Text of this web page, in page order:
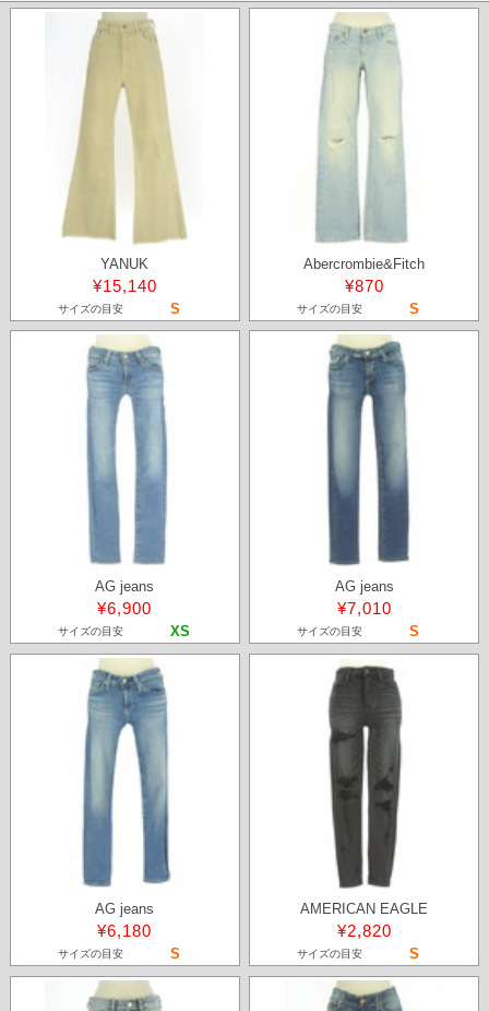
YANUK
¥15,140
サイズの目安 S
Abercrombie&Fitch
¥870
サイズの目安 S
AG jeans
¥6,900
サイズの目安 XS
AG jeans
¥7,010
サイズの目安 S
AG jeans
¥6,180
サイズの目安 S
AMERICAN EAGLE
¥2,820
サイズの目安 S